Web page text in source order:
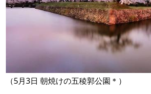
（5月3日 朝焼けの五稜郭公園＊）